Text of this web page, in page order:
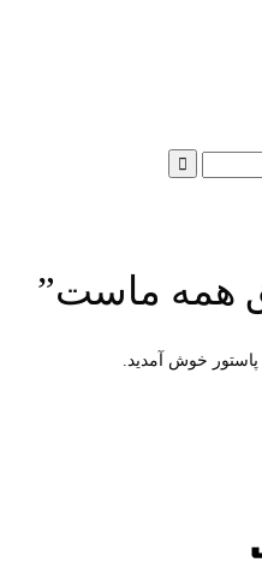
همه ماست”
خوش آمدید.